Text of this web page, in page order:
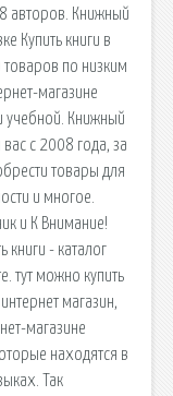
авторов. Книжный
Купить книги в
по низким
магазине
учебной. Книжный
с 2008 года, за
товары для
и многое.
и К Внимание!
- каталог
тут можно купить
магазин,
магазине
находятся в
Так